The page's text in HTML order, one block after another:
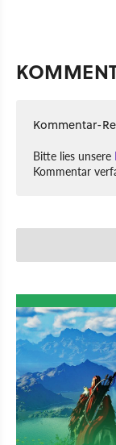
Kommentar-
Bitte lies unsere
Kommentar